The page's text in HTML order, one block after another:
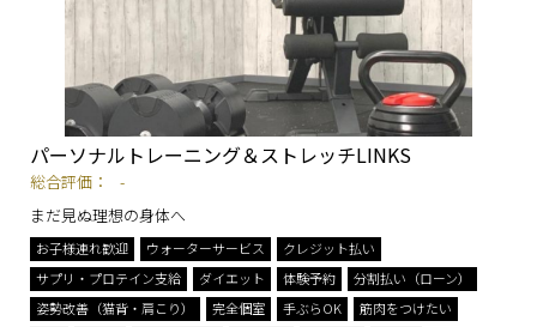
パーソナルトレーニング＆ストレッチLINKS
総合評価：
-
まだ見ぬ理想の身体へ
お子様連れ歓迎 ウォーターサービス
クレジット払い
サプリ・プロテイン支給
ダイエット 体験予約
分割払い（ローン）
姿勢改善（猫背・肩こり）
完全個室 手ぶらOK
筋肉をつけたい